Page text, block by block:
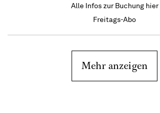
Alle Infos zur Buchung hier
Freitags-Abo
Mehr anzeigen